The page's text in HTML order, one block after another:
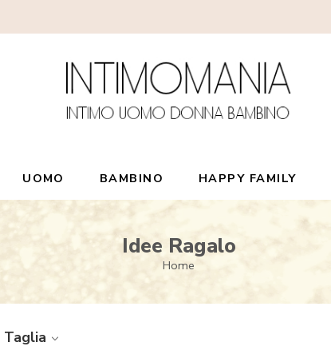
UOMO BAMBINO HAPPY FAMILY
Idee Ragalo
Home
Taglia